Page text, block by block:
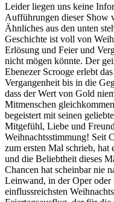
Leider liegen uns keine
Aufführungen dieser Show
Ähnliches aus den unten
Geschichte ist voll von
Erlösung und Feier und
nicht mögen könnte. Der
Ebenezer Scrooge erlebt
Vergangenheit bis in die
dass der Wert von Gold
Mitmenschen
begeistert mit seinen
Mitgefühl, Liebe und
Weihnachtsstimmung! Seit
zum ersten Mal schrieb, hat
und die Beliebtheit dieses
Chancen hat scheinbar nie
Leinwand, in der Oper oder
einflussreichsten